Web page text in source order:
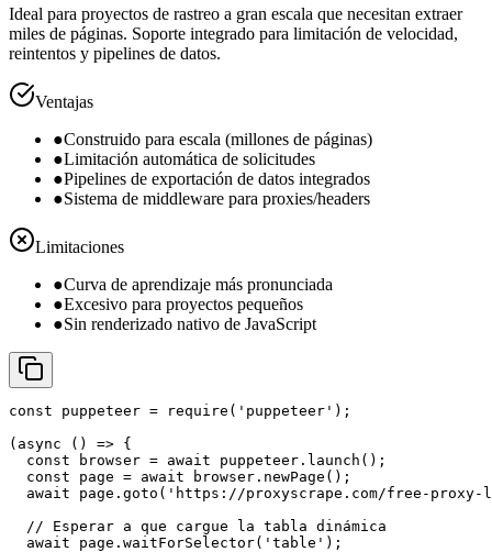
Ideal para proyectos de rastreo a gran escala que necesitan extraer
miles de páginas. Soporte integrado para limitación de velocidad,
reintentos y pipelines de datos.
Ventajas
●Construido para escala (millones de páginas)
●Limitación automática de solicitudes
●Pipelines de exportación de datos integrados
●Sistema de middleware para proxies/headers
Limitaciones
●Curva de aprendizaje más pronunciada
●Excesivo para proyectos pequeños
●Sin renderizado nativo de JavaScript
const puppeteer = require('puppeteer');
(async () => {
  const browser = await puppeteer.launch();
  const page = await browser.newPage();
await page.goto('https://proxyscrape.com/free-proxy-
  // Esperar a que cargue la tabla dinámica
  await page.waitForSelector('table');